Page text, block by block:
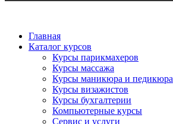
Главная
Каталог курсов
Курсы парикмахеров
Курсы массажа
Курсы маникюра и педикюра
Курсы визажистов
Курсы бухгалтерии
Компьютерные курсы
Сервис и услуги